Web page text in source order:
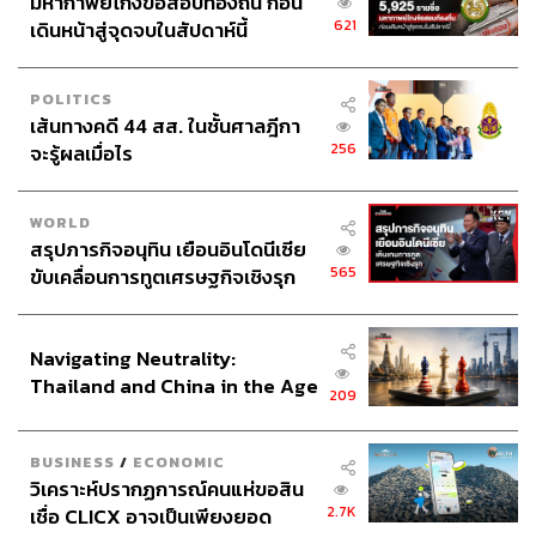
เดินหน้าสู่จุดจบในสัปดาห์นี้
621
POLITICS
เส้นทางคดี 44 สส. ในชั้นศาลฎีกา
จะรู้ผลเมื่อไร
256
WORLD
สรุปภารกิจอนุทิน เยือนอินโดนีเซีย
ขับเคลื่อนการทูตเศรษฐกิจเชิงรุก
565
Navigating Neutrality:
Thailand and China in the Age
209
BUSINESS / ECONOMIC
วิเคราะห์ปรากฏการณ์คนแห่ขอสิน
เชื่อ CLICX อาจเป็นเพียงยอด
2.7K